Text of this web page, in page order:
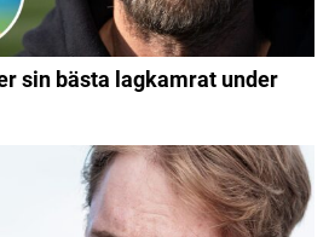
sin bästa lagkamrat under